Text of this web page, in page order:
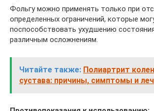
Фольгу можно применять только при
определенных ограничений, которые
поспособствовать ухудшению
различным осложнениям.
Читайте также: Полиартрит
сустава: причины, симптомы и